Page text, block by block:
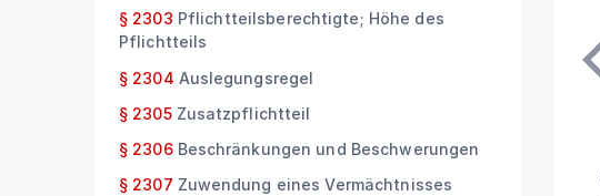
§ 2303 Pflichtteilsberechtigte; Höhe des
Pflichtteils
§ 2304 Auslegungsregel
§ 2305 Zusatzpflichtteil
§ 2306 Beschränkungen und Beschwerungen
§ 2307 Zuwendung eines Vermächtnisses